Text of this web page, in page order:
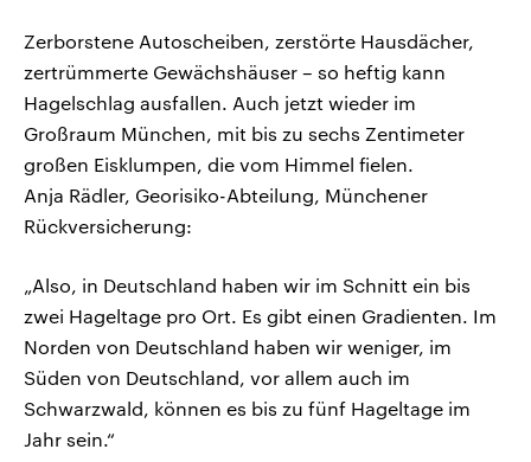
Zerborstene Autoscheiben, zerstörte Hausdächer,
zertrümmerte Gewächshäuser – so heftig kann
Hagelschlag ausfallen. Auch jetzt wieder im
Großraum München, mit bis zu sechs Zentimeter
großen Eisklumpen, die vom Himmel fielen.
Anja Rädler, Georisiko-Abteilung, Münchener
Rückversicherung:
„Also, in Deutschland haben wir im Schnitt ein bis
zwei Hageltage pro Ort. Es gibt einen Gradienten. Im
Norden von Deutschland haben wir weniger, im
Süden von Deutschland, vor allem auch im
Schwarzwald, können es bis zu fünf Hageltage im
Jahr sein.“